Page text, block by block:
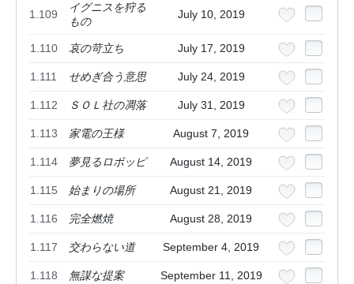
1.109
イグニスを狩る
もの
July 10, 2019
1.110 哀の苛立ち July 17, 2019
1.111 せめぎ合う意思 July 24, 2019
1.112 ＳＯＬ社の凋落 July 31, 2019
1.113 家電の王様 August 7, 2019
1.114 夢見るロボッピ August 14, 2019
1.115 始まりの場所 August 21, 2019
1.116 完全燃焼 August 28, 2019
1.117 交わらない道 September 4, 2019
1.118 無謀な提案 September 11, 2019